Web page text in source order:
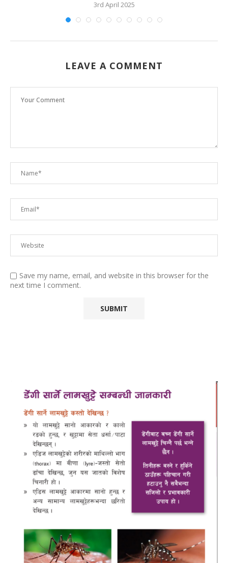
3rd April 2025
LEAVE A COMMENT
Save my name, email, and website in this browser for the
next time I comment.